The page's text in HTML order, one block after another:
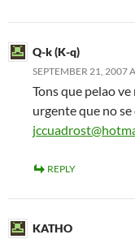
Q-k (K-q)
SEPTEMBER 21, 2007
Tons que pelao
urgente que no
REPLY
KATHO